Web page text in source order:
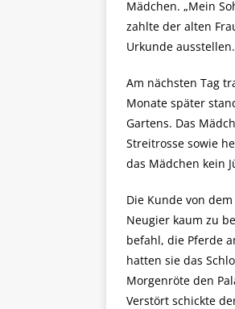
Mädchen. „Mein
zahlte der alten
Urkunde
Am nächsten Tag
Monate später
Gartens. Das
Streitrosse sowie
das Mädchen kein
Die Kunde von
Neugier kaum zu
befahl, die Pferde
hatten sie das
Morgenröte den
Verstört schickte